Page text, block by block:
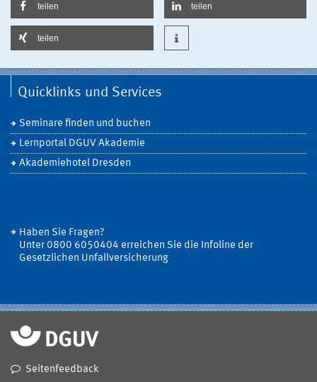
teilen teilen
teilen
Quicklinks und Services
Seminare finden und buchen
Lernportal DGUV Akademie
Akademiehotel Dresden
Haben Sie Fragen?
Unter 0800 6050404 erreichen Sie die Infoline der
Gesetzlichen Unfallversicherung
Seitenfeedback